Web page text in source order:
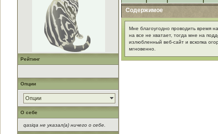
Рейтинг
Опции
Опции
О себе
qasiqa не указал(а) ничего о себе.
Содержимое
Мне благоугодно проводить время
на все не хватает, тогда мне на
излюбленный веб-сайт и вскопка
мгновенно.